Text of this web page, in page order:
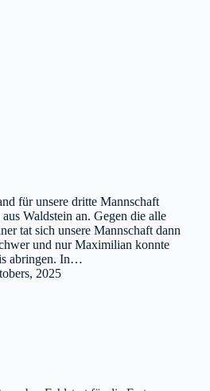
für unsere dritte Mannschaft
Waldstein an. Gegen die alle
tat sich unsere Mannschaft dann
und nur Maximilian konnte
abringen. In…
2025